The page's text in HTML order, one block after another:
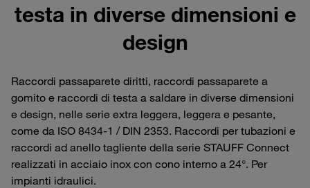
testa in diverse dimensioni e
design
Raccordi passaparete diritti, raccordi passaparete a
gomito e raccordi di testa a saldare in diverse dimensioni
e design, nelle serie extra leggera, leggera e pesante,
come da ISO 8434-1 / DIN 2353. Raccordi per tubazioni e
raccordi ad anello tagliente della serie STAUFF Connect
realizzati in acciaio inox con cono interno a 24°. Per
impianti idraulici.